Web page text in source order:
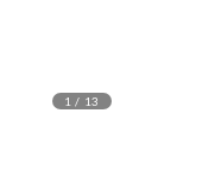
1 / 13